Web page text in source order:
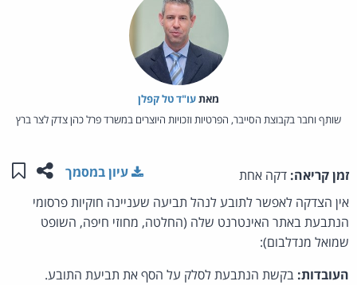
מאת‏עו"ד טל קפלן
שותף וחבר בקבוצת הסייבר, הפרטיות וזכויות היוצרים במשרד פרל כהן צדק לצר ברץ
זמן קריאה: דקה אחת שתפו
עיון במסמך
אין הצדקה לאפשר לתובע לנהל תביעה שעניינה חוקיות פרסומי
הנתבעת באתר האינטרנט שלה (החלטה, מחוזי חיפה, השופט
שמואל מנדלבום):
העובדות: בקשת הנתבעת לסלק על הסף את תביעת התובע.